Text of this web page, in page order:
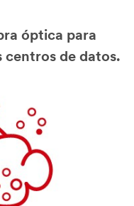
óptica para
centros de datos.